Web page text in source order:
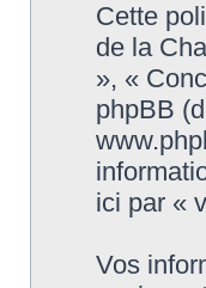
Cette
de la
», «
phpBB
ici par «
Vos